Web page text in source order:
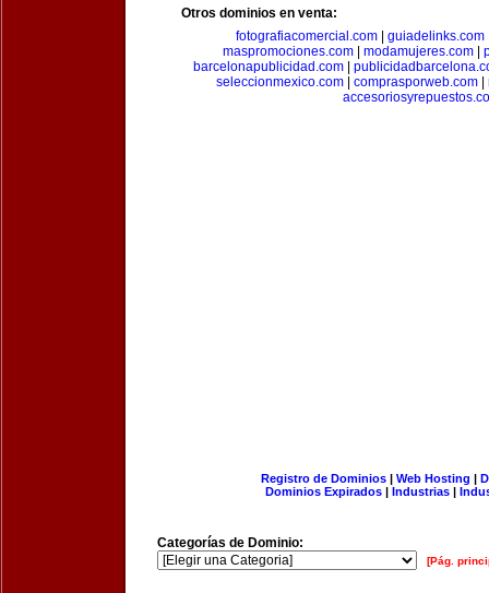
Otros dominios en venta:
fotografiacomercial.com
guiadelinks.com
maspromociones.com
modamujeres.com
barcelonapublicidad.com|
seleccionmexico.com| comprasporweb.com|
Registro de Dominios| Web Hosting |
Dominios Expirados | Industrias |
Categorías de Dominio:
[Pág.